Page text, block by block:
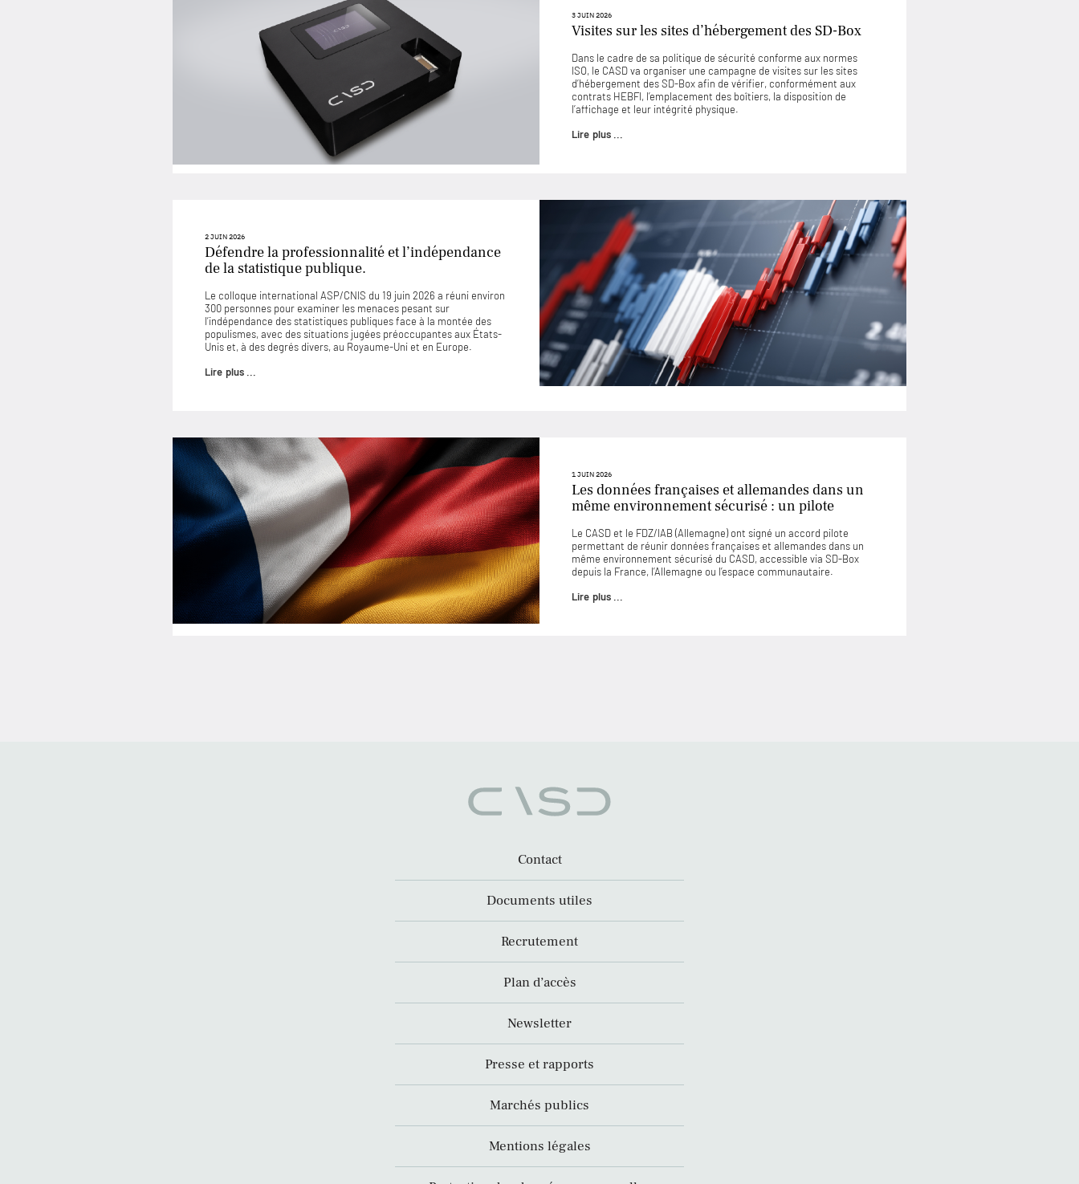
3 JUIN 2026
Visites sur les sites d’hébergement des SD-Box
Dans le cadre de sa politique de sécurité conforme aux normes
ISO, le CASD va organiser une campagne de visites sur les sites
d’hébergement des SD-Box afin de vérifier, conformément aux
contrats HEBFI, l’emplacement des boîtiers, la disposition de
l’affichage et leur intégrité physique.
Lire plus ...
2 JUIN 2026
Défendre la professionnalité et l’indépendance
de la statistique publique.
Le colloque international ASP/CNIS du 19 juin 2026 a réuni environ
300 personnes pour examiner les menaces pesant sur
l’indépendance des statistiques publiques face à la montée des
populismes, avec des situations jugées préoccupantes aux États-
Unis et, à des degrés divers, au Royaume-Uni et en Europe.
Lire plus ...
1 JUIN 2026
Les données françaises et allemandes dans un
même environnement sécurisé : un pilote
Le CASD et le FDZ/IAB (Allemagne) ont signé un accord pilote
permettant de réunir données françaises et allemandes dans un
même environnement sécurisé du CASD, accessible via SD-Box
depuis la France, l’Allemagne ou l’espace communautaire.
Lire plus ...
Contact
Documents utiles
Recrutement
Plan d’accès
Newsletter
Presse et rapports
Marchés publics
Mentions légales